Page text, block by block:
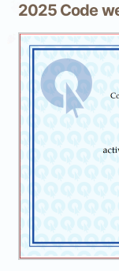
2025 Code